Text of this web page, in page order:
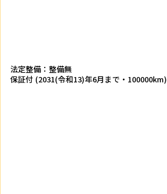
法定整備：整備無
保証付 (2031(令和13)年6月まで・100000km)